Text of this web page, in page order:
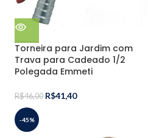
Torneira para Jardim com
Trava para Cadeado 1/2
Polegada Emmeti
R$46,00 R$41,40
-45%